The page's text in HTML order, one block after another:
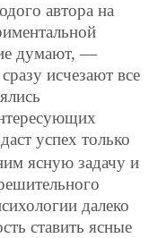
автора на
думают, —
исчезают все
успех только
ясную задачу и
далеко
ставить ясные